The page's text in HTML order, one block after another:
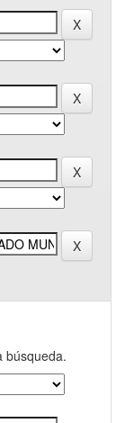
búsqueda.